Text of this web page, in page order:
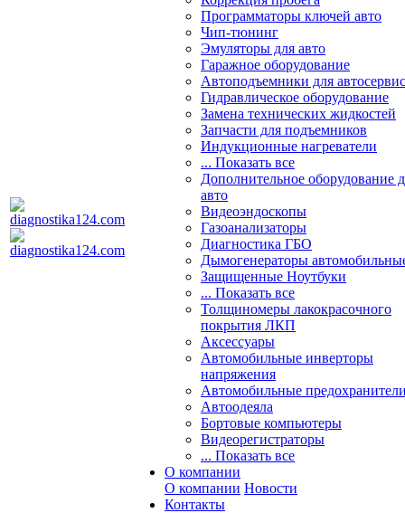
Программаторы ключей авто
Чип-тюнинг
Эмуляторы для авто
Гаражное оборудование
Автоподъемники для
Гидравлическое оборудование
Замена технических жидкостей
Запчасти для подъемников
Индукционные нагреватели
... Показать все
Дополнительное оборудование
авто
Видеоэндоскопы
Газоанализаторы
Диагностика ГБО
Дымогенераторы
Защищенные Ноутбуки
... Показать все
Толщиномеры лакокрасочного
покрытия ЛКП
Аксессуары
Автомобильные инверторы
напряжения
Автомобильные
Автоодеяла
Бортовые компьютеры
Видеорегистраторы
... Показать все
О компании
О компании Новости
Контакты